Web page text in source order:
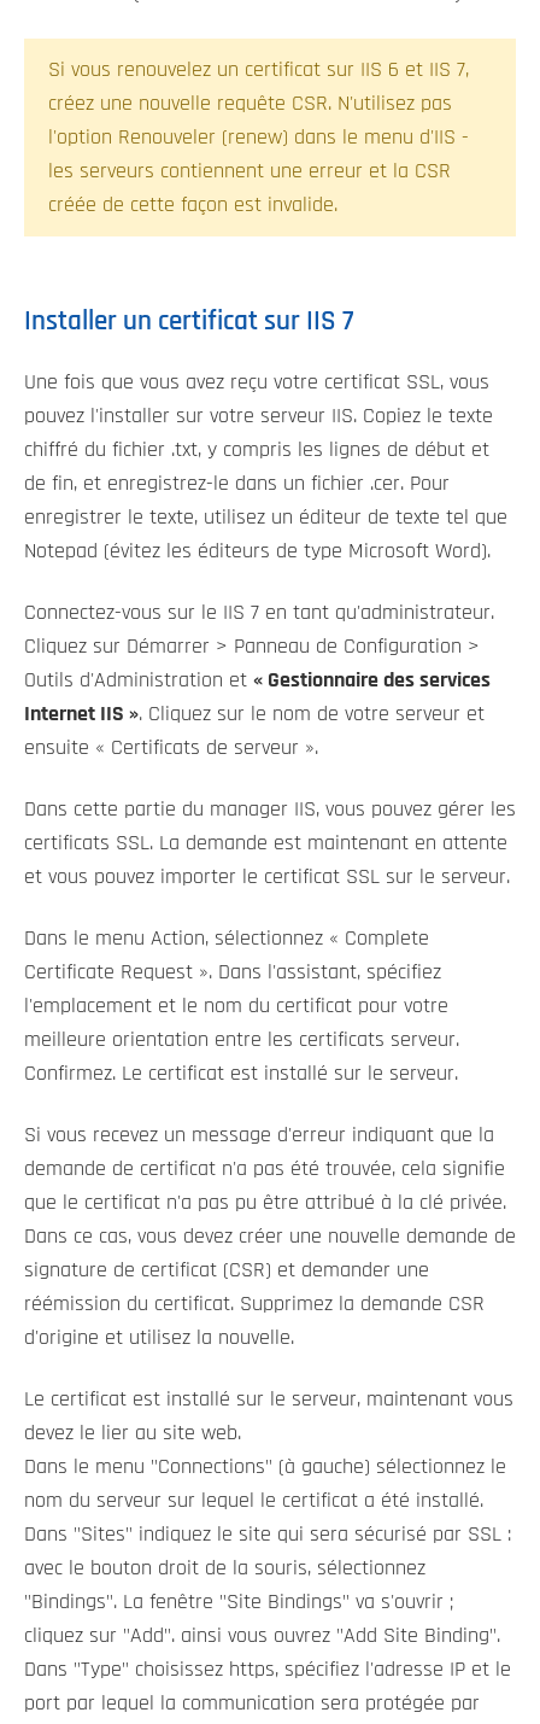
Si vous renouvelez un certificat sur IIS 6 et IIS 7,
créez une nouvelle requête CSR. N'utilisez pas
l'option Renouveler (renew) dans le menu d'IIS -
les serveurs contiennent une erreur et la CSR
créée de cette façon est invalide.
Installer un certificat sur IIS 7
Une fois que vous avez reçu votre certificat SSL, vous
pouvez l'installer sur votre serveur IIS. Copiez le texte
chiffré du fichier .txt, y compris les lignes de début et
de fin, et enregistrez-le dans un fichier .cer. Pour
enregistrer le texte, utilisez un éditeur de texte tel que
Notepad (évitez les éditeurs de type Microsoft Word).
Connectez-vous sur le IIS 7 en tant qu'administrateur.
Cliquez sur Démarrer > Panneau de Configuration >
Outils d'Administration et « Gestionnaire des services
Internet IIS ». Cliquez sur le nom de votre serveur et
ensuite « Certificats de serveur ».
Dans cette partie du manager IIS, vous pouvez gérer les
certificats SSL. La demande est maintenant en attente
et vous pouvez importer le certificat SSL sur le serveur.
Dans le menu Action, sélectionnez « Complete
Certificate Request ». Dans l'assistant, spécifiez
l'emplacement et le nom du certificat pour votre
meilleure orientation entre les certificats serveur.
Confirmez. Le certificat est installé sur le serveur.
Si vous recevez un message d'erreur indiquant que la
demande de certificat n'a pas été trouvée, cela signifie
que le certificat n'a pas pu être attribué à la clé privée.
Dans ce cas, vous devez créer une nouvelle demande de
signature de certificat (CSR) et demander une
réémission du certificat. Supprimez la demande CSR
d'origine et utilisez la nouvelle.
Le certificat est installé sur le serveur, maintenant vous
devez le lier au site web.
Dans le menu "Connections" (à gauche) sélectionnez le
nom du serveur sur lequel le certificat a été installé.
Dans "Sites" indiquez le site qui sera sécurisé par SSL :
avec le bouton droit de la souris, sélectionnez
"Bindings". La fenêtre "Site Bindings" va s'ouvrir ;
cliquez sur "Add". ainsi vous ouvrez "Add Site Binding".
Dans "Type" choisissez https, spécifiez l'adresse IP et le
port par lequel la communication sera protégée par